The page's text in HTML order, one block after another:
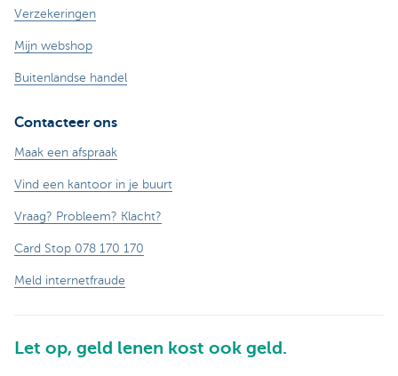
Verzekeringen
Mijn webshop
Buitenlandse handel
Contacteer ons
Maak een afspraak
Vind een kantoor in je buurt
Vraag? Probleem? Klacht?
Card Stop 078 170 170
Meld internetfraude
Let op, geld lenen kost ook geld.